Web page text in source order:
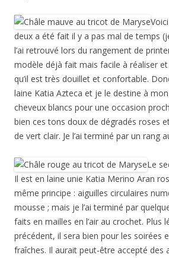
deux a été fait il y a pas mal de temps
l’ai retrouvé lors du rangement de
modèle déjà fait mais facile à réaliser
qu’il est très douillet et confortable.
laine Katia Azteca et je le destine à
cheveux blancs pour une occasion
bien ces tons doux de dégradés roses
de vert clair. Je l’ai terminé par un rang
Le
Il est en laine unie Katia Merino Aran
même principe : aiguilles circulaires
mousse ; mais je l’ai terminé par
faits en mailles en l’air au crochet. Plus
précédent, il sera bien pour les soirées
fraîches. Il aurait peut-être accepté des